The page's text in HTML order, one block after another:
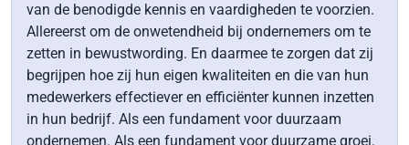
van de benodigde kennis en vaardigheden te voorzien.
Allereerst om de onwetendheid bij ondernemers om te
zetten in bewustwording. En daarmee te zorgen dat zij
begrijpen hoe zij hun eigen kwaliteiten en die van hun
medewerkers effectiever en efficiënter kunnen inzetten
in hun bedrijf. Als een fundament voor duurzaam
ondernemen. Als een fundament voor duurzame groei.